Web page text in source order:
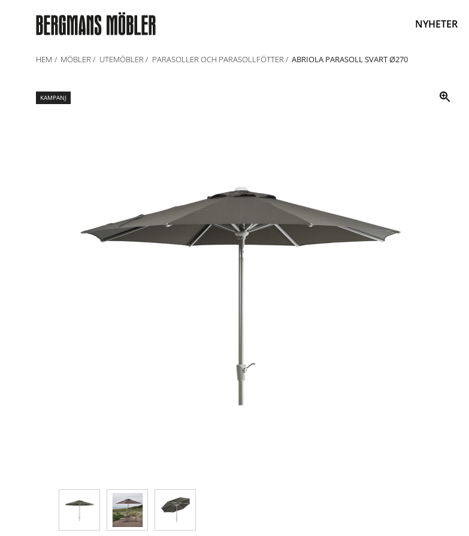
NYHETER
HEM MÖBLER UTEMÖBLER PARASOLLER OCH PARASOLLFÖTTER ABRIOLA PARASOLL SVART Ø270
KAMPANJ